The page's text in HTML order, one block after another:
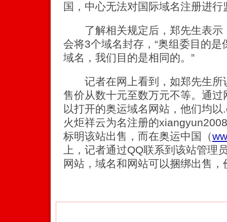
国，中心无法对国际域名注册进行
了解相关规定后，郑先生表示
会将3个域名封存，“奥组委目的
域名，我们目的是相同的。”
记者在网上看到，如郑先生所
售价从数十元至数万元不等。通
以打开的奥运域名网站，他们均
火炬祥云为名注册的
标明该站出售，而在奥运中国（
上，记者通过QQ联系到该站管理
网站，域名和网站可以捆绑出